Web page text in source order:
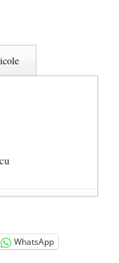
și are locul în
iunie 2020
radicale
WhatsApp